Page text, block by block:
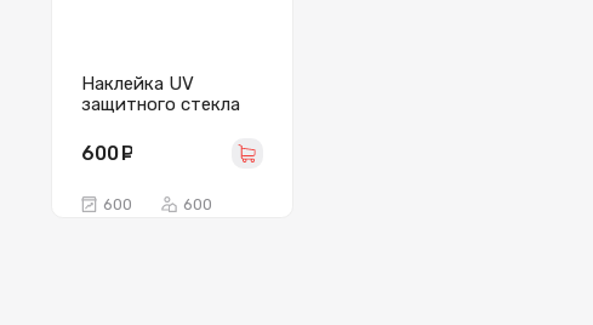
Наклейка UV
защитного стекла
телефон
600
600 600